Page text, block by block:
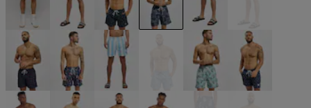
schwarzblau blau blau blau
blau blau blau